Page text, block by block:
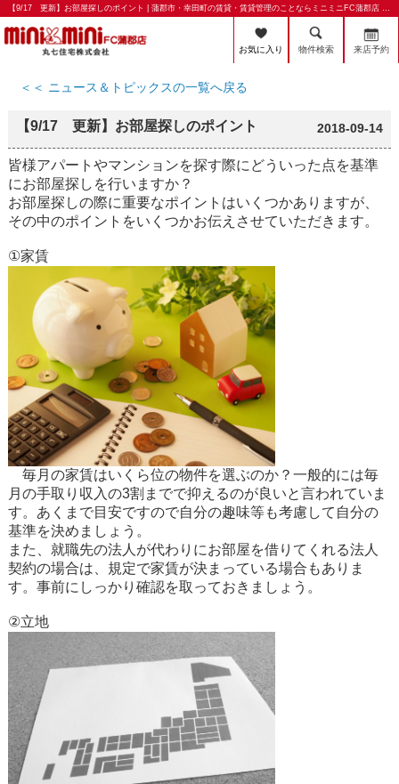
【9/17 更新】お部屋探しのポイント | 蒲郡市・幸田町の賃貸・賃貸管理のことならミニミニFC蒲郡店 丸七住宅株式会社
お気に入り 物件検索 来店予約
＜＜ ニュース＆トピックスの一覧へ戻る
【9/17 更新】お部屋探しのポイント 2018-09-14
皆様アパートやマンションを探す際にどういった点を基準
にお部屋探しを行いますか？
お部屋探しの際に重要なポイントはいくつかありますが、
その中のポイントをいくつかお伝えさせていただきます。
①家賃
毎月の家賃はいくら位の物件を選ぶのか？一般的には毎
月の手取り収入の3割までで抑えるのが良いと言われていま
す。あくまで目安ですので自分の趣味等も考慮して自分の
基準を決めましょう。
また、就職先の法人が代わりにお部屋を借りてくれる法人
契約の場合は、規定で家賃が決まっている場合もありま
す。事前にしっかり確認を取っておきましょう。
②立地